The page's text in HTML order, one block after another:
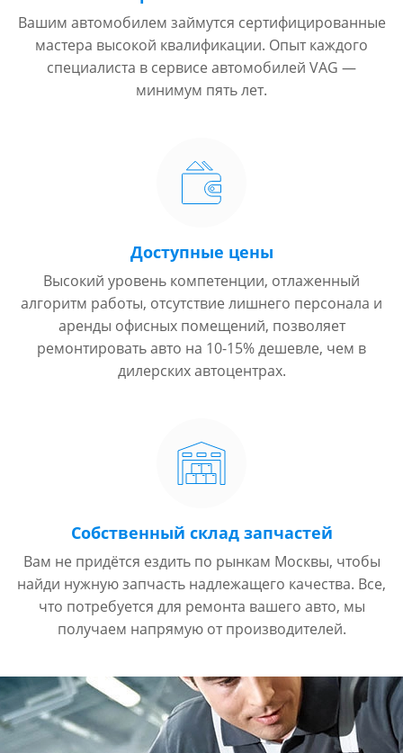
Вашим автомобилем займутся сертифицированные
мастера высокой квалификации. Опыт каждого
специалиста в сервисе автомобилей VAG —
минимум пять лет.
Доступные цены
Высокий уровень компетенции, отлаженный
алгоритм работы, отсутствие лишнего персонала и
аренды офисных помещений, позволяет
ремонтировать авто на 10-15% дешевле, чем в
дилерских автоцентрах.
Собственный склад запчастей
Вам не придётся ездить по рынкам Москвы, чтобы
найди нужную запчасть надлежащего качества. Все,
что потребуется для ремонта вашего авто, мы
получаем напрямую от производителей.